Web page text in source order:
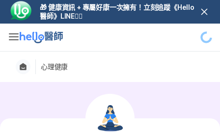
🎁 健康資訊 + 專屬好康一次擁有！立刻追蹤《Hello
醫師》LINE👆🏼
心理健康